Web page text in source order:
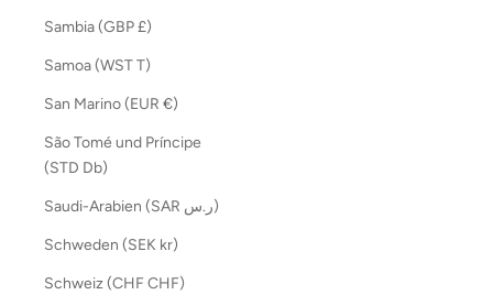
Sambia (GBP £)
Samoa (WST T)
San Marino (EUR €)
São Tomé und Príncipe
(STD Db)
Saudi-Arabien (SAR ر.س)
Schweden (SEK kr)
Schweiz (CHF CHF)